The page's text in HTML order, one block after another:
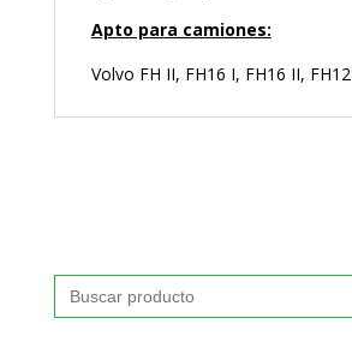
Apto para camiones:
Volvo FH II, FH16 I, FH16 II, FH12
Buscar: